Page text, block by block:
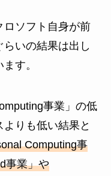
ロソフト自身が前
いの結果は出し
す。
事業」の低
りも低い結果と
Computing事
事業」や